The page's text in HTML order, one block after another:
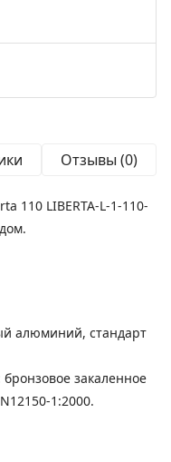
Отзывы (0)
110 LIBERTA-L-1-110-
алюминий, стандарт
закаленное
1:2000.